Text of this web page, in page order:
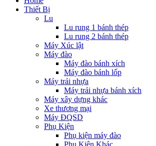
Thiết Bị
Lu
Lu rung 1 bánh thép
Lu rung 2 bánh thép
Máy Xúc lật
Máy đào
Máy đào bánh xích
Máy đào bánh lốp
Máy trải nhựa
Máy trải nhựa bánh xích
Máy xây dựng khác
Xe thương mại
Máy ĐQSD
Phụ Kiện
Phụ kiện máy đào